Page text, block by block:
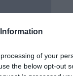
of your
the below opt-out